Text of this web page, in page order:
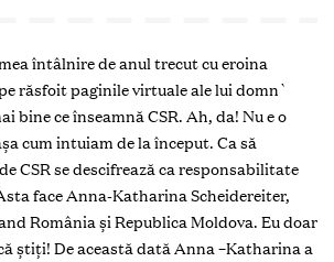
întâlnire de anul trecut cu eroina
răsfoit paginile virtuale ale lui domn`
bine ce înseamnă CSR. Ah, da! Nu e o
cum intuiam de la început. Ca să
CSR se descifrează ca responsabilitate
face Anna-Katharina Scheidereiter,
România și Republica Moldova. Eu doar
știți! De această dată Anna –Katharina a